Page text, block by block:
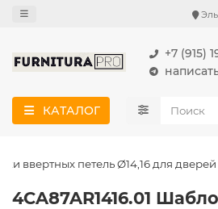
+7 (915)
КАТАЛОГ
ввертных петель Ø14,16 для
4CA87AR1416.01